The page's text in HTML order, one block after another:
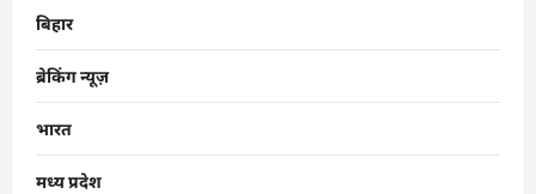
बिहार
ब्रेकिंग न्यूज़
भारत
मध्य प्रदेश